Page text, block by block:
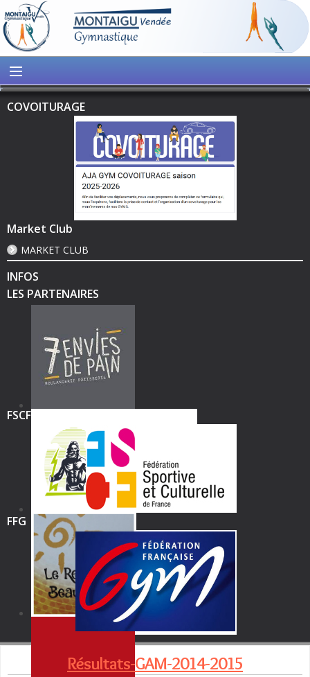
COVOITURAGE
Market Club
MARKET CLUB
INFOS
LES PARTENAIRES
FSCF
FFG
Résultats-GAM-2014-2015